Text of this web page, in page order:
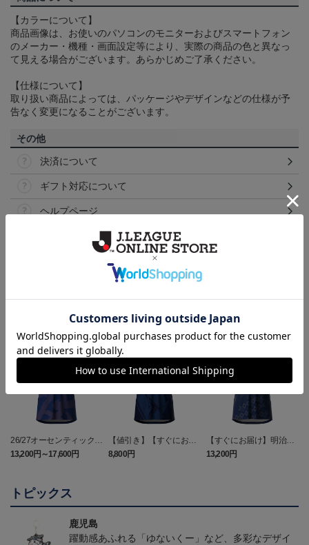
【カラーについて】
商品画像は、お使いのパソコンのモニターおよびスマートフォン
のメーカー・機種・画面設定等により、実際の商品の色と異なっ
て見える場合がございます。あらかじめご了承ください。
【仕様について】
取り扱い商品によっては、パッケージやデザインなどの仕様が予
告なく変更になることがございます。
その他
決済について
ギフト対応について
ヘルプページ
26/27オーセンティックユ
ニフォーム（FP1st）
13,200円～17,600円
【値引き】【すぐにお届
け】2025オーセンティッ
クユニフォーム FP1st
8,800円
【すぐにお届け】明治安
田J2・J3百年構想リーグ
オーセンティックユニフ
13,200円
トピックス
鹿児島
躍動感あふれる「ゆないくー」など、多彩なデザイ